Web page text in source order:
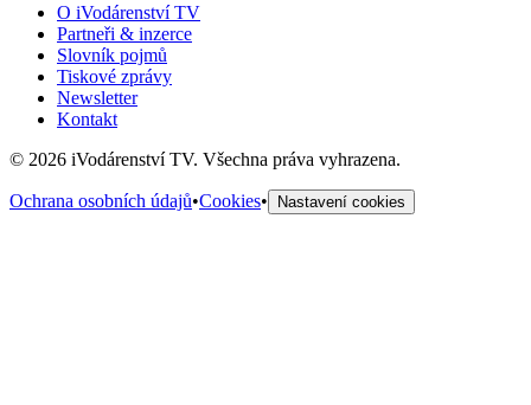
O iVodárenství TV
Partneři & inzerce
Slovník pojmů
Tiskové zprávy
Newsletter
Kontakt
© 2026 iVodárenství TV. Všechna práva vyhrazena.
Ochrana osobních údajů•Cookies• Nastavení cookies